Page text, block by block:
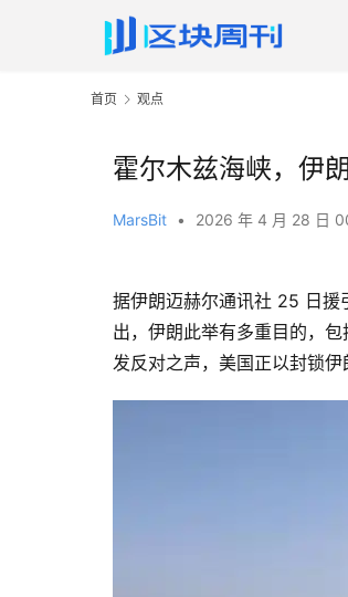
首页 观点
霍尔木兹海峡，伊朗
MarsBit • 2026 年 4 月 28 日
据伊朗迈赫尔通讯社 25 日援
出，伊朗此举有多重目的，
发反对之声，美国正以封锁